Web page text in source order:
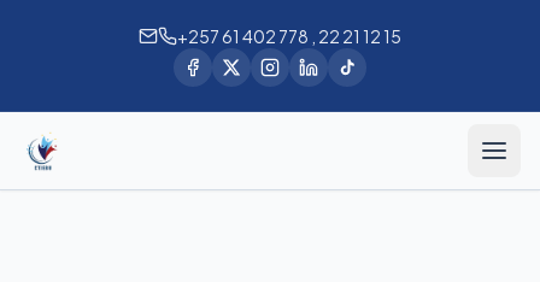
+257 61 402 778 , 22 21 12 15